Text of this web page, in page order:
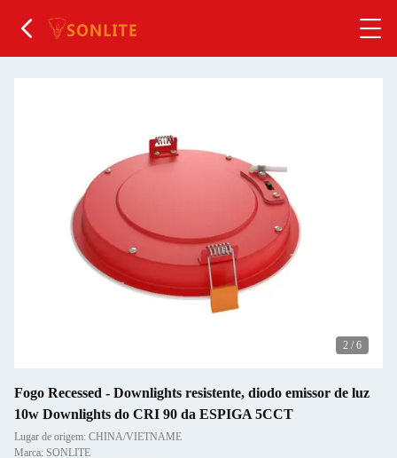
2 / 6
Fogo Recessed - Downlights resistente, diodo emissor de luz
10w Downlights do CRI 90 da ESPIGA 5CCT
Lugar de origem: CHINA/VIETNAME
Marca: SONLITE